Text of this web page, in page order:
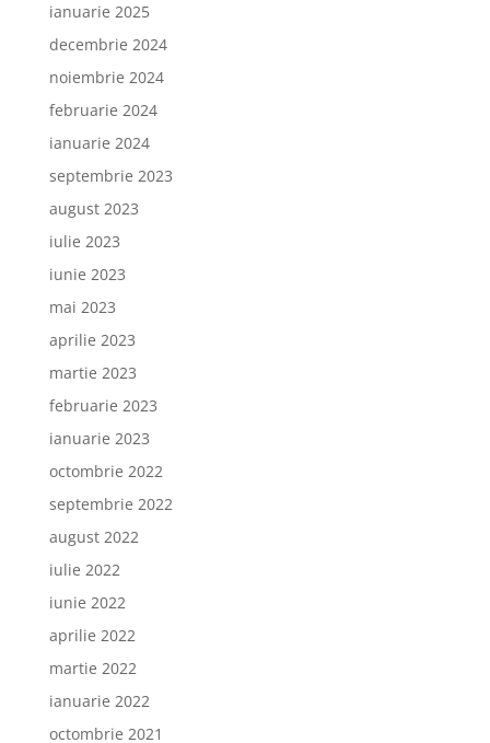
ianuarie 2025
decembrie 2024
noiembrie 2024
februarie 2024
ianuarie 2024
septembrie 2023
august 2023
iulie 2023
iunie 2023
mai 2023
aprilie 2023
martie 2023
februarie 2023
ianuarie 2023
octombrie 2022
septembrie 2022
august 2022
iulie 2022
iunie 2022
aprilie 2022
martie 2022
ianuarie 2022
octombrie 2021